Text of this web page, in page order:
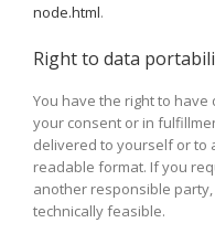
node.html.
Right to data
You have the right to
your consent or in
delivered to yourself or to
readable format. If you
another responsible
technically feasible.